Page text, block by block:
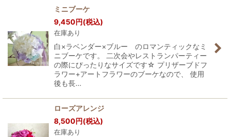
ミニブーケ
9,450円(税込)
在庫あり
白×ラベンダー×ブルー のロマンティックなミ
ニブーケです。 二次会やレストランパーティー
の際にぴったりなサイズです☆ プリザーブドフ
ラワー+アートフラワーのブーケなので、 使用
後も長…
ローズアレンジ
8,500円(税込)
在庫あり